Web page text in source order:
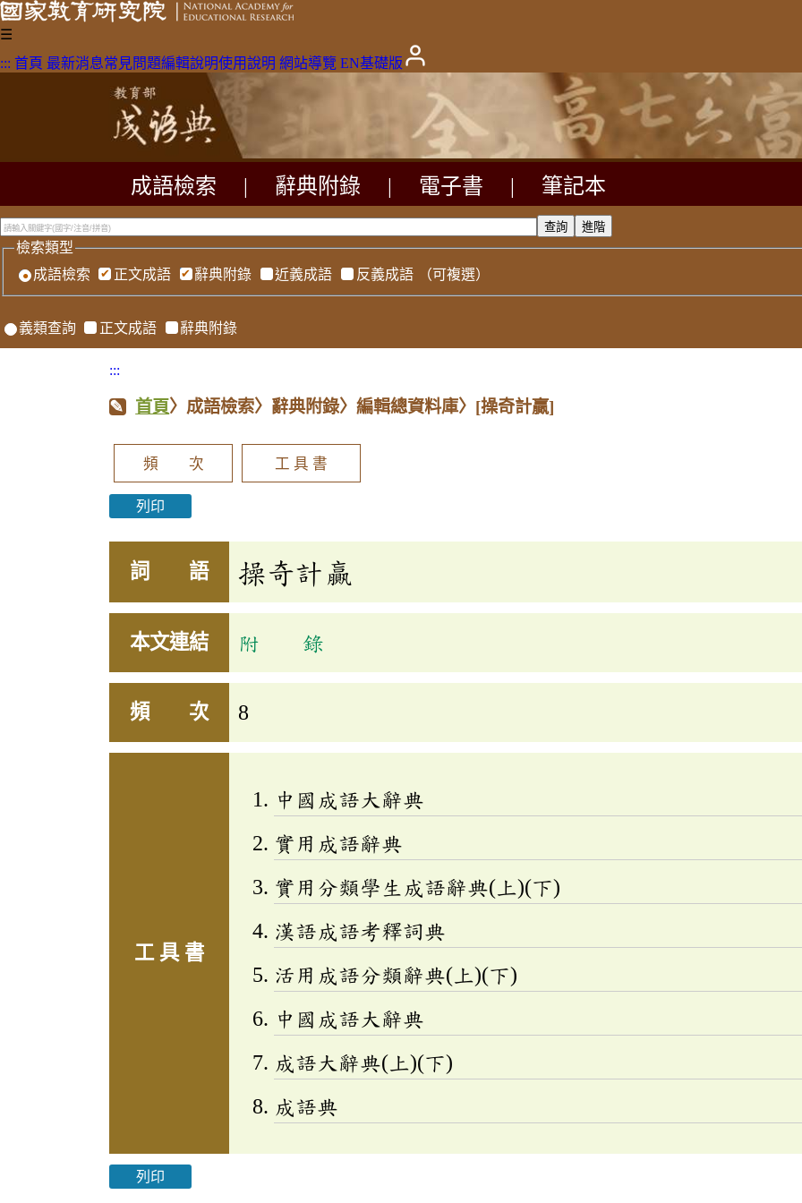
☰
::: 首頁 最新消息常見問題編輯說明使用說明 網站導覽 EN基礎版
成語檢索 辭典附錄 電子書 筆記本
檢索類型
成語檢索
正文成語 辭典附錄 近義成語 反義成語 （可複選）
義類查詢 正文成語 辭典附錄
:::
首頁〉成語檢索〉辭典附錄〉編輯總資料庫〉 [操奇計贏]
頻 次 工 具 書
列印
詞 語 操奇計贏
本文連結 附 錄
頻 次 8
工 具 書
中國成語大辭典
實用成語辭典
實用分類學生成語辭典(上)(下)
漢語成語考釋詞典
活用成語分類辭典(上)(下)
中國成語大辭典
成語大辭典(上)(下)
成語典
列印